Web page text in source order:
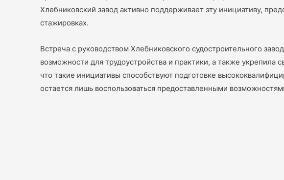
Хлебниковский завод активно поддерживает эту инициативу,
стажировках.
Встреча с руководством Хлебниковского судостроительного
возможности для трудоустройства и практики, а также
что такие инициативы способствуют подготовке
остается лишь воспользоваться предоставленными